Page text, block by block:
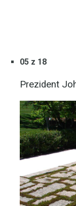
05 z 18
Prezident